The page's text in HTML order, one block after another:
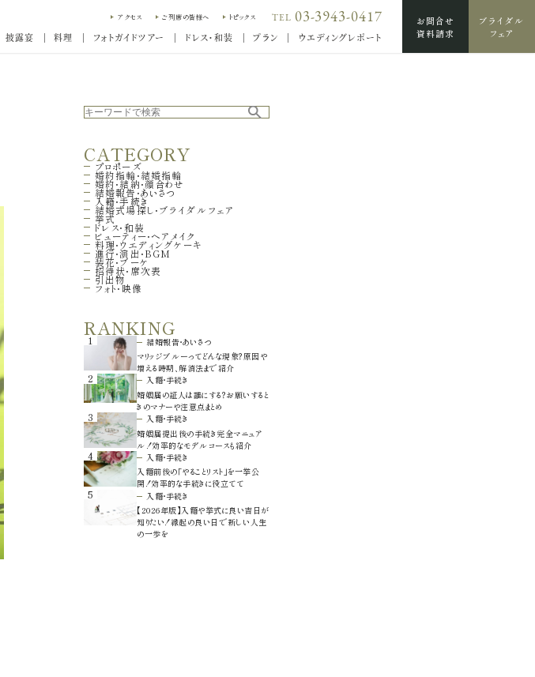
アクセス ご列席の皆様へ トピックス TEL 03-3943-0417
披露宴 料理 フォトガイドツアー ドレス・和装 プラン ウエディングレポート
お問合せ
資料請求
ブライダル
フェア
CATEGORY
プロポーズ
婚約指輪・結婚指輪
婚約・結納・顔合わせ
結婚報告・あいさつ
入籍・手続き
結婚式場探し・ブライダルフェア
挙式
ドレス・和装
ビューティー・ヘアメイク
料理・ウエディングケーキ
進行・演出・BGM
装花・ブーケ
招待状・席次表
引出物
フォト・映像
RANKING
1
結婚報告・あいさつ
マリッジブルーってどんな現象？原因や
増える時期、解消法まで紹介
2
入籍・手続き
婚姻届の証人は誰にする？お願いすると
きのマナーや注意点まとめ
3
入籍・手続き
婚姻届提出後の手続き完全マニュア
ル！効率的なモデルコースも紹介
4
入籍・手続き
入籍前後の「やることリスト」を一挙公
開！効率的な手続きに役立てて
5
入籍・手続き
【2026年版】入籍や挙式に良い吉日が
知りたい！縁起の良い日で新しい人生
の一歩を